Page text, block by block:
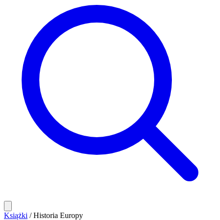
Książki / Historia Europy